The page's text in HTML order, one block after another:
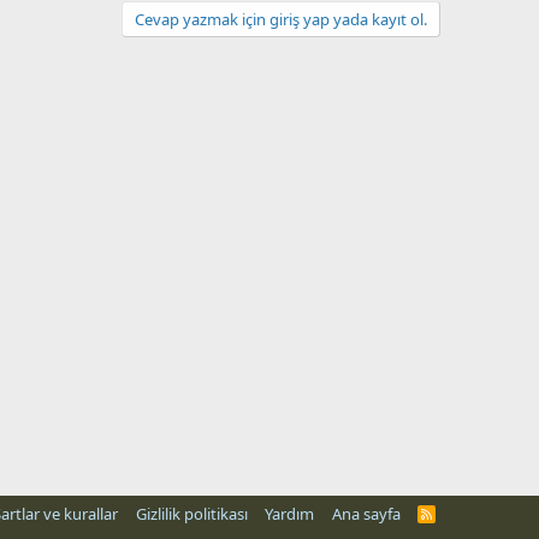
Cevap yazmak için giriş yap yada kayıt ol.
ve kurallar Gizlilik politikası Yardım Ana sayfa
R